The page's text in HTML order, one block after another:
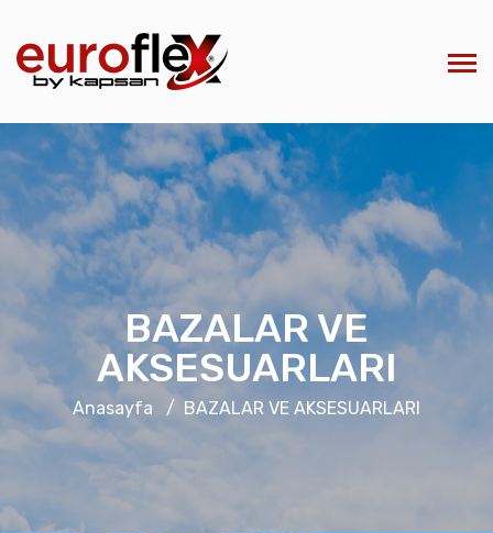
BAZALAR VE
AKSESUARLARI
Anasayfa BAZALAR VE AKSESUARLARI